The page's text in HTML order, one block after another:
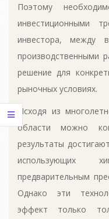
Поэтому
инвестиционными
инвестора, между
производственными
решение для
рыночных условиях.
Исходя из
области можно
результаты
использующих
предварительным
Однако эти
эффект только